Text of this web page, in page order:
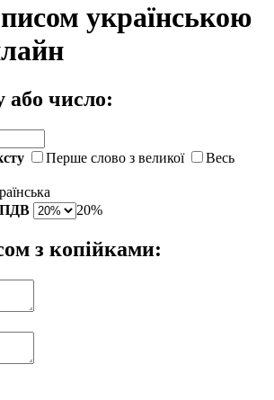
українською
або число:
Перше слово з великої
Весь
ПДВ 20%
з копійками: